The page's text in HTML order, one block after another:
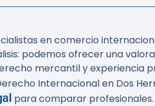
en comercio
podemos ofrecer una
mercantil y
Internacional en Dos
para comparar profesionales.